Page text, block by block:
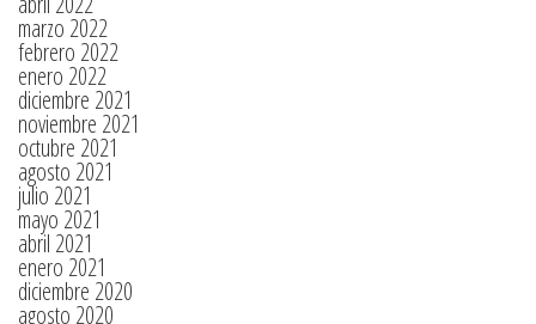
marzo 2022
febrero 2022
enero 2022
diciembre 2021
noviembre 2021
octubre 2021
agosto 2021
julio 2021
mayo 2021
abril 2021
enero 2021
diciembre 2020
agosto 2020